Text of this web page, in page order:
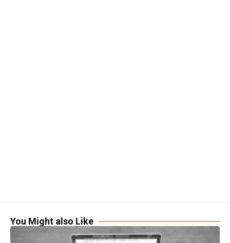
You Might also Like